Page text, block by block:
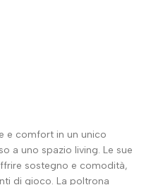
e comfort in un unico
a uno spazio living. Le sue
sostegno e comodità,
di gioco. La poltrona